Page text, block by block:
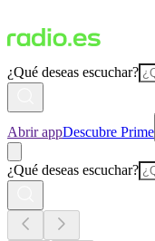
¿Qué deseas escuchar?
Abrir appDescubre Prime
¿Qué deseas escuchar?